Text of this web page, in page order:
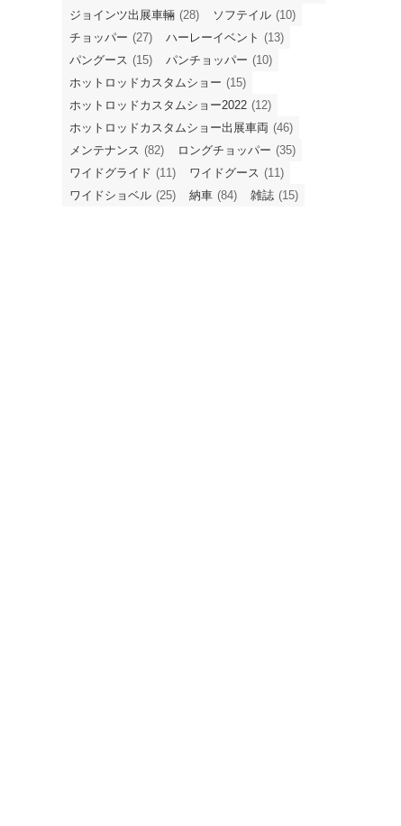
ジョインツ出展車輛 (28) ソフテイル (10)
チョッパー (27) ハーレーイベント (13)
パングース (15) パンチョッパー (10)
ホットロッドカスタムショー (15)
ホットロッドカスタムショー2022 (12)
ホットロッドカスタムショー出展車両 (46)
メンテナンス (82) ロングチョッパー (35)
ワイドグライド (11) ワイドグース (11)
ワイドショベル (25) 納車 (84) 雑誌 (15)